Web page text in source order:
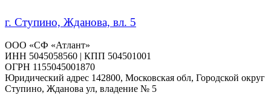
г. Ступино, Жданова, вл. 5
ООО «СФ «Атлант»
ИНН 5045058560 | КПП 504501001
ОГРН 1155045001870
Юридический адрес 142800, Московская обл, Городской округ
Ступино, Жданова ул, владение № 5